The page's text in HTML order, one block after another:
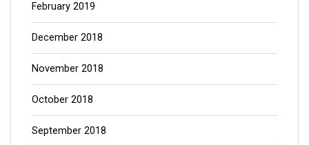
February 2019
December 2018
November 2018
October 2018
September 2018